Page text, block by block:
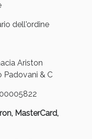
dell'ordine
Ariston
Padovani & C
MasterCard,
fino al 45% oggi!